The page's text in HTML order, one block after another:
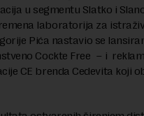
u segmentu Slatko i
laboratorija za
Pića nastavio se
Cockte Free – i
CE brenda Cedevita koji